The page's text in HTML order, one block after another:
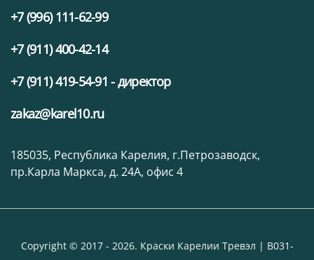
+7 (996) 111-62-99
+7 (911) 400-42-14
+7 (911) 419-54-91 - директор
zakaz@karel10.ru
185035, Республика Карелия, г.Петрозаводск,
пр.Карла Маркса, д. 24А, офис 4
Copyright © 2017 - 2026. Краски Карелии Тревэл | В031-